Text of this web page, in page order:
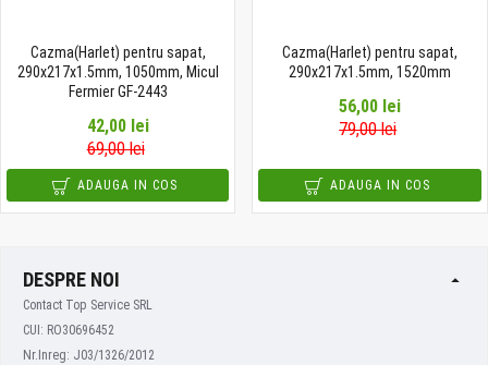
Cazma(Harlet) pentru sapat,
290x217x1.5mm, 1050mm, Micul
Fermier GF-2443
42,00 lei
69,00 lei
ADAUGA IN COS
Cazma(Harlet) pentru sapat,
290x217x1.5mm, 1520mm
56,00 lei
79,00 lei
ADAUGA IN COS
DESPRE NOI
Contact Top Service SRL
CUI: RO30696452
Nr.Inreg: J03/1326/2012